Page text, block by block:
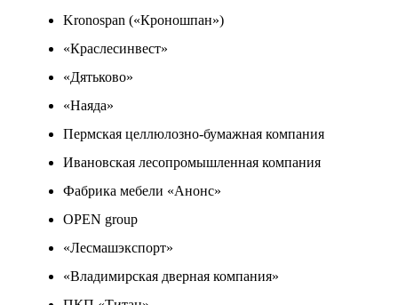
Kronospan («Кроношпан»)
«Краслесинвест»
«Дятьково»
«Наяда»
Пермская целлюлозно-бумажная компания
Ивановская лесопромышленная компания
Фабрика мебели «Анонс»
OPEN group
«Лесмашэкспорт»
«Владимирская дверная компания»